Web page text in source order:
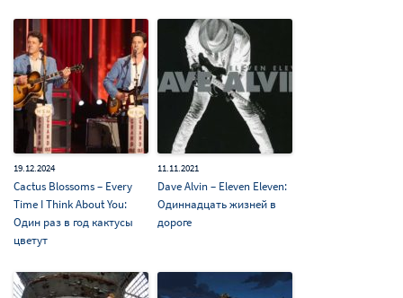
19.12.2024
Cactus Blossoms – Every
Time I Think About You:
Один раз в год кактусы
цветут
11.11.2021
Dave Alvin – Eleven Eleven:
Одиннадцать жизней в
дороге